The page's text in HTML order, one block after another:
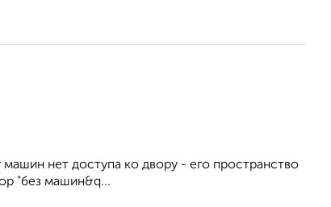
машин нет доступа ко двору - его пространство
"без машин&q...